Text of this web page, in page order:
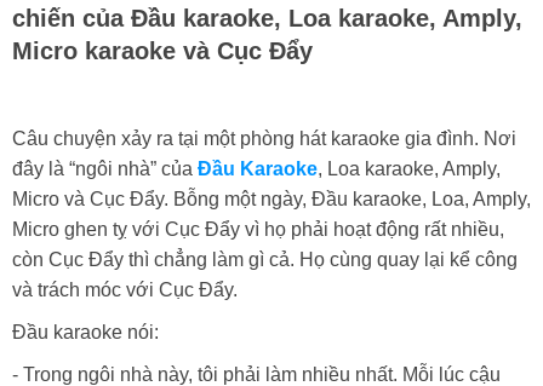
chiến của Đầu karaoke, Loa karaoke, Amply,
Micro karaoke và Cục Đẩy
Câu chuyện xảy ra tại một phòng hát karaoke gia đình. Nơi
đây là “ngôi nhà” của Đầu Karaoke, Loa karaoke, Amply,
Micro và Cục Đẩy. Bỗng một ngày, Đầu karaoke, Loa, Amply,
Micro ghen tỵ với Cục Đẩy vì họ phải hoạt động rất nhiều,
còn Cục Đẩy thì chẳng làm gì cả. Họ cùng quay lại kể công
và trách móc với Cục Đẩy.
Đầu karaoke nói:
- Trong ngôi nhà này, tôi phải làm nhiều nhất. Mỗi lúc cậu